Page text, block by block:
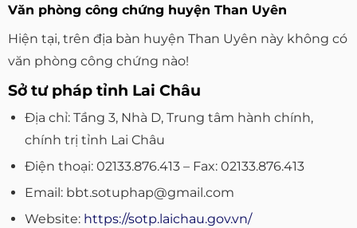
Văn phòng công chứng huyện Than Uyên
Hiện tại, trên địa bàn huyện Than Uyên này không có
văn phòng công chứng nào!
Sở tư pháp tỉnh Lai Châu
Địa chỉ: Tầng 3, Nhà D, Trung tâm hành chính,
chính trị tỉnh Lai Châu
Điện thoại: 02133.876.413 – Fax: 02133.876.413
Email: bbt.sotuphap@gmail.com
Website: https://sotp.laichau.gov.vn/